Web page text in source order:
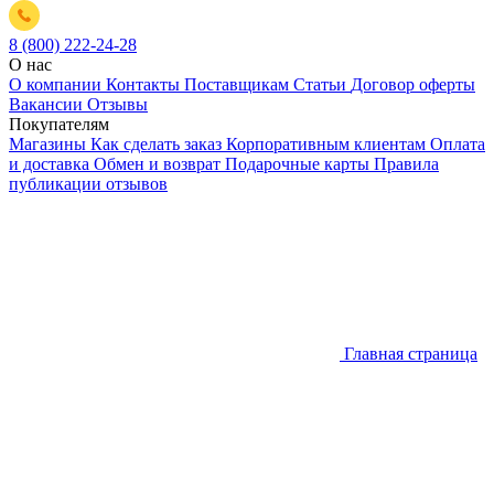
8 (800) 222-24-28
О нас
О компании Контакты Поставщикам Статьи Договор оферты
Вакансии Отзывы
Покупателям
Магазины Как сделать заказ Корпоративным клиентам Оплата
и доставка Обмен и возврат Подарочные карты Правила
публикации отзывов
Главная страница